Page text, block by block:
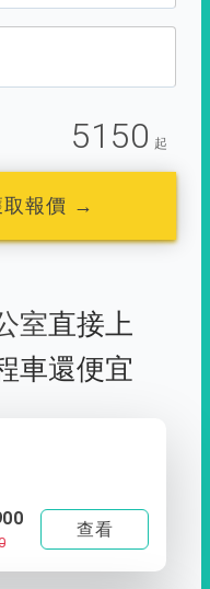
5150 起
取報價 →
室直接上
車還便宜
查看